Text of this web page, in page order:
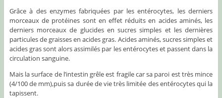
Grâce à des enzymes fabriquées par les entérocytes, les derniers
morceaux de protéines sont en effet réduits en acides aminés, les
derniers morceaux de glucides en sucres simples et les dernières
particules de graisses en acides gras. Acides aminés, sucres simples et
acides gras sont alors assimilés par les entérocytes et passent dans la
circulation sanguine.
Mais la surface de l’intestin grêle est fragile car sa paroi est très mince
(4/100 de mm),puis sa durée de vie très limitée des entérocytes qui la
tapissent.